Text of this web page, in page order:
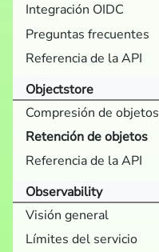
Integración OIDC
Preguntas frecuentes
Referencia de la API
Objectstore
Compresión de objetos
Retención de objetos
Referencia de la API
Observability
Visión general
Límites del servicio